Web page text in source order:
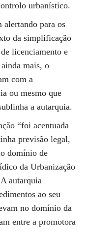
urbanístico.
para os
da simplificação
licenciamento e
mais, o
com a
ou mesmo que
a autarquia.
“foi acentuada
previsão legal,
domínio de
da Urbanização
autarquia
ao seu
no domínio da
entre a promotora